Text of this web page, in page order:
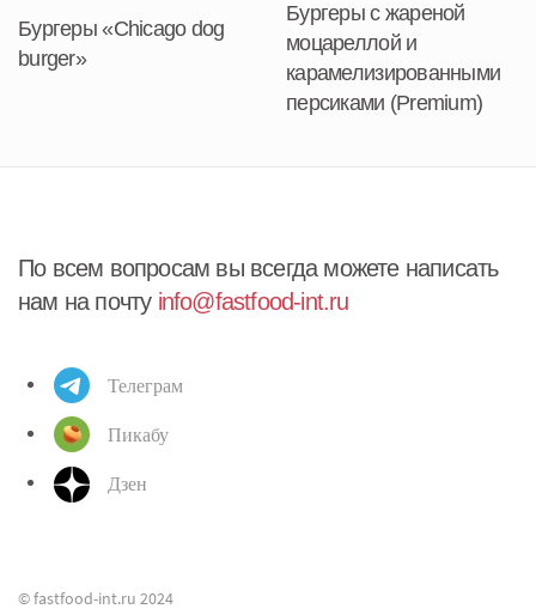
Бургеры «Chicago dog
burger»
Бургеры с жареной
моцареллой и
карамелизированными
персиками (Premium)
По всем вопросам вы всегда можете написать
нам на почту info@fastfood-int.ru
Телеграм
Пикабу
Дзен
© fastfood-int.ru 2024